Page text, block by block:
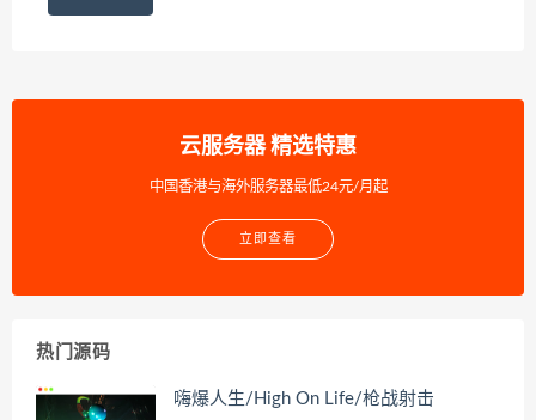
云服务器 精选特惠
中国香港与海外服务器最低24元/月起
立即查看
热门源码
嗨爆人生/High On Life/枪战射击